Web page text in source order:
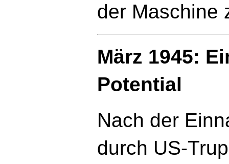
der Maschine
März 1945:
Potential
Nach der
durch US-